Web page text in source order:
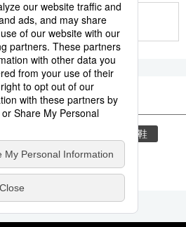
更多
脫鞋
觀光 時事通信新聞